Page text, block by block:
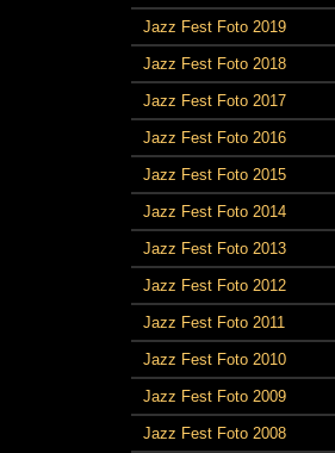
Jazz Fest Foto 2019
Jazz Fest Foto 2018
Jazz Fest Foto 2017
Jazz Fest Foto 2016
Jazz Fest Foto 2015
Jazz Fest Foto 2014
Jazz Fest Foto 2013
Jazz Fest Foto 2012
Jazz Fest Foto 2011
Jazz Fest Foto 2010
Jazz Fest Foto 2009
Jazz Fest Foto 2008